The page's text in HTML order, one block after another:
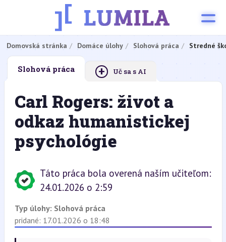
Domovská stránka Domáce úlohy Slohová práca Stredné
Slohová práca + Uč sa s AI
Carl Rogers: život a
odkaz humanistickej
psychológie
Táto práca bola overená naším učiteľom:
24.01.2026 o 2:59
Typ úlohy: Slohová práca
pridané: 17.01.2026 o 18:48